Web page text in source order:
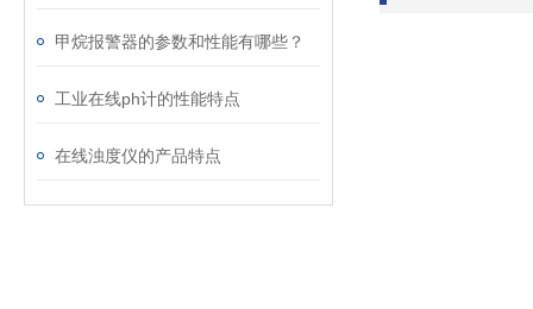
甲烷报警器的参数和性能有哪些？
工业在线ph计的性能特点
在线浊度仪的产品特点